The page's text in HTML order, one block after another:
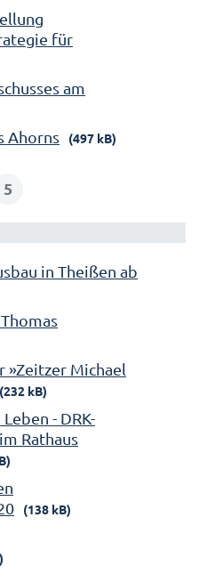
für
am
Ahorns (497 kB)
5
in Theißen ab
Michael
(232 kB)
- DRK-
Rathaus
(138 kB)